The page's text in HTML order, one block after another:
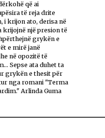
që ai
të reja drite
i krijon ato, derisa në
krijojnë një presion të
grykën e
e mirë janë
në opozitë të
Sepse ata duhet ta
grykën e thesit për
nga romani "Terma
Arlinda Guma